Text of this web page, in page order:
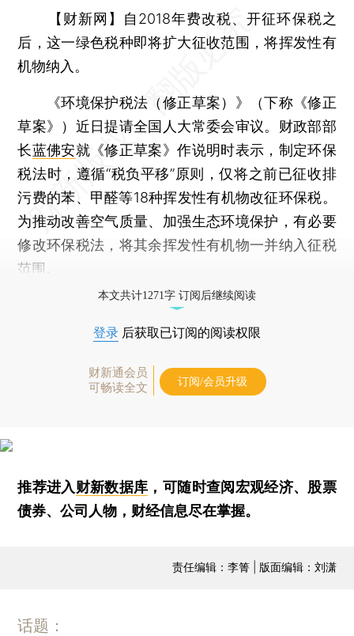
【财新网】
自2018年费改税、开征环保税之
后，这一绿色税种即将扩大征收范围，将挥发性有
机物纳入。
《环境保护税法（修正草案）》（下称《修正
草案》）近日提请全国人大常委会审议。财政部部
长蓝佛安就《修正草案》作说明时表示，制定环保
税法时，遵循“税负平移”原则，仅将之前已征收排
污费的苯、甲醛等18种挥发性有机物改征环保税。
为推动改善空气质量、加强生态环境保护，有必要
修改环保税法，将其余挥发性有机物一并纳入征税
范围。
本文共计1271字 订阅后继续阅读
登录 后获取已订阅的阅读权限
财新通会员
可畅读全文
订阅/会员升级
推荐进入财新数据库 ，可随时查阅宏观经济、股票
债券、公司人物，财经信息尽在掌握。
责任编辑：李箐 | 版面编辑：刘潇
话题：